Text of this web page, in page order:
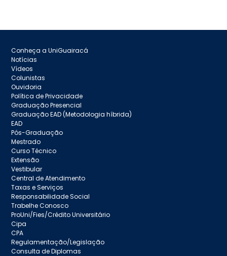
Conheça a UniGuairacá
Notícias
Vídeos
Colunistas
Ouvidoria
Política de Privacidade
Graduação Presencial
Graduação EAD (Metodologia híbrida)
EAD
Pós-Graduação
Mestrado
Curso Técnico
Extensão
Vestibular
Central de Atendimento
Taxas e Serviços
Responsabilidade Social
Trabelhe Conosco
ProUni/Fies/Crédito Universitário
Cipa
CPA
Regulamentação/Legislação
Consulta de Diplomas